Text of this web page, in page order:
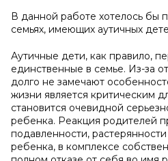
В данной работе хотелось бы
семьях, имеющих аутичных
Аутичные дети, как правило,
единственные в семье. Из-за
долго не замечают
жизни является критическим
становится очевидной
ребенка. Реакция родителей
подавленности,
ребенка, в комплексе